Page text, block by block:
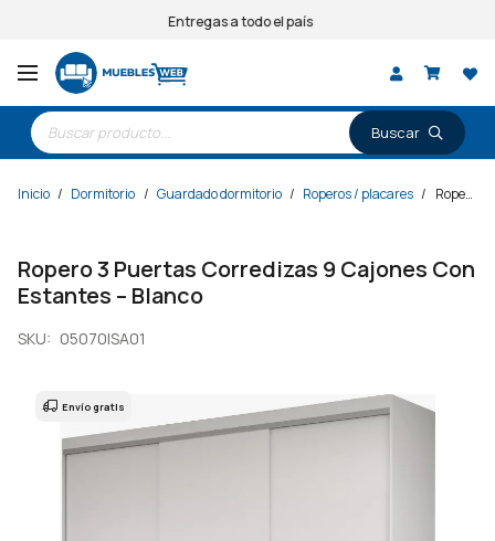
Entregas a todo el país
Búsqueda
de
productos
Inicio / Dormitorio / Guardado dormitorio / Roperos / placares / Ropero 3 Puertas Corredizas 9 Cajones Con Estantes – Blanco
Ropero 3 Puertas Corredizas 9 Cajones Con
Estantes – Blanco
SKU: 05070ISA01
Envío gratis